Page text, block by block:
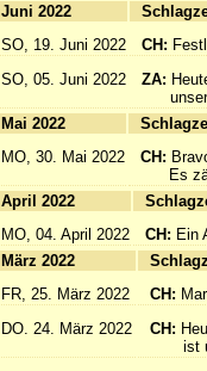
Juni 2022
SO, 19. Juni 2022
CH:
SO, 05. Juni 2022
ZA:
Mai 2022
MO, 30. Mai 2022
CH:
Es
April 2022
MO, 04. April 2022
CH: Ein
März 2022
FR, 25. März 2022
CH:
DO. 24. März 2022
CH:
ist